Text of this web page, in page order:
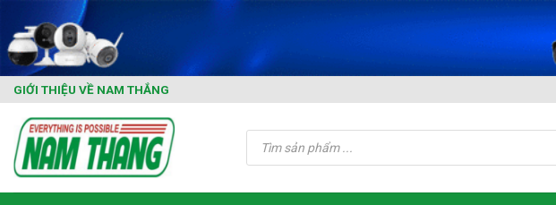
content
GIỚI THIỆU VỀ NAM THẮNG
Tìm
kiếm
phẩm